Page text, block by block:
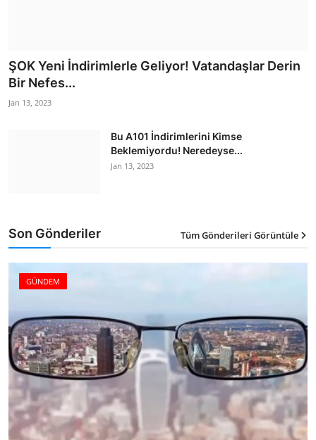
ŞOK Yeni İndirimlerle Geliyor! Vatandaşlar Derin
Bir Nefes...
Jan 13, 2023
Bu A101 İndirimlerini Kimse
Beklemiyordu! Neredeyse...
Jan 13, 2023
Son Gönderiler Tüm Gönderileri Görüntüle
GÜNDEM